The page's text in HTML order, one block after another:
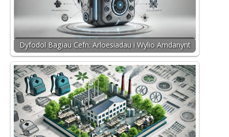
Dyfodol Bagiau Cefn: Arloesiadau i Wylio Amdanynt